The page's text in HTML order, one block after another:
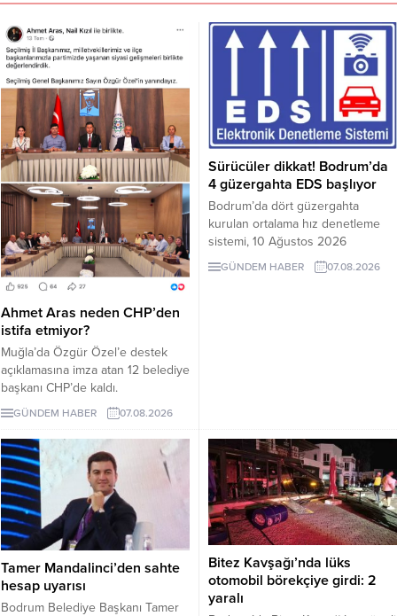
Ahmet Aras neden CHP’den
istifa etmiyor?
Muğla’da Özgür Özel’e destek
açıklamasına imza atan 12 belediye
başkanı CHP’de kaldı.
Milletvekilleri Yeni Parti’ye
geçerken belediye başkanlarının
tutumu ve CHP yönetiminin
sessizliği tartışılıyor.
GÜNDEM HABER 07.08.2026
Sürücüler dikkat! Bodrum’da
4 güzergahta EDS başlıyor
Bodrum’da dört güzergahta
kurulan ortalama hız denetleme
sistemi, 10 Ağustos 2026
Pazartesi günü devreye girecek.
İşte EDS uygulanacak yollar.
GÜNDEM HABER 07.08.2026
Tamer Mandalinci’den sahte
hesap uyarısı
Bodrum Belediye Başkanı Tamer
Bitez Kavşağı’nda lüks
otomobil börekçiye girdi: 2
yaralı